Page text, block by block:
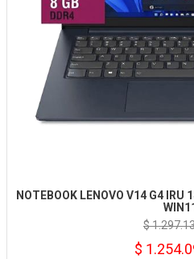
NOTEBOOK LENOVO V14 G4 IRU
WIN11
$
$